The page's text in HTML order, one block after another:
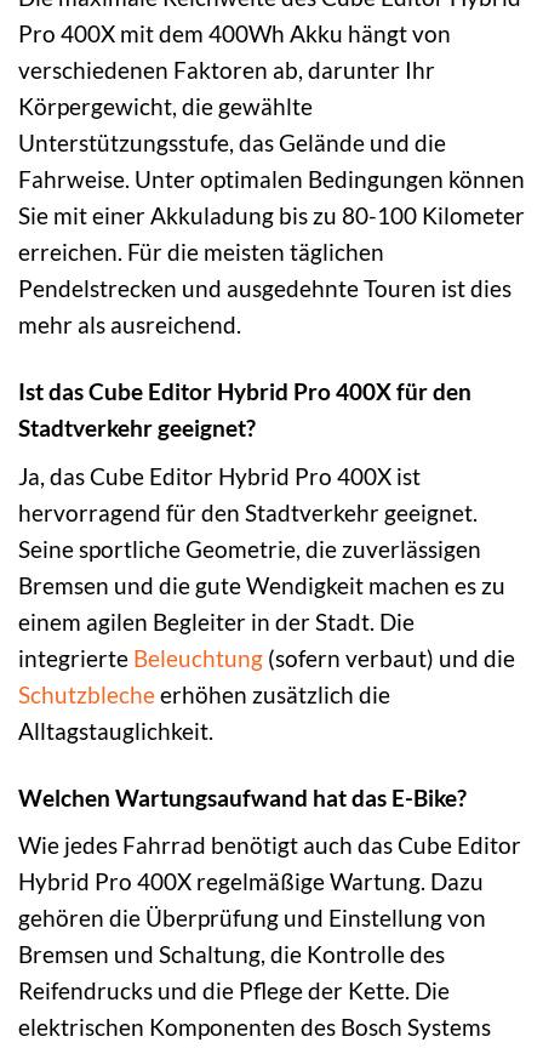
Pro 400X mit dem 400Wh Akku hängt von
verschiedenen Faktoren ab, darunter Ihr
Körpergewicht, die gewählte
Unterstützungsstufe, das Gelände und die
Fahrweise. Unter optimalen Bedingungen können
Sie mit einer Akkuladung bis zu 80-100 Kilometer
erreichen. Für die meisten täglichen
Pendelstrecken und ausgedehnte Touren ist dies
mehr als ausreichend.
Ist das Cube Editor Hybrid Pro 400X für den
Stadtverkehr geeignet?
Ja, das Cube Editor Hybrid Pro 400X ist
hervorragend für den Stadtverkehr geeignet.
Seine sportliche Geometrie, die zuverlässigen
Bremsen und die gute Wendigkeit machen es zu
einem agilen Begleiter in der Stadt. Die
integrierte Beleuchtung (sofern verbaut) und die
Schutzblecheerhöhen zusätzlich die
Alltagstauglichkeit.
Welchen Wartungsaufwand hat das E-Bike?
Wie jedes Fahrrad benötigt auch das Cube Editor
Hybrid Pro 400X regelmäßige Wartung. Dazu
gehören die Überprüfung und Einstellung von
Bremsen und Schaltung, die Kontrolle des
Reifendrucks und die Pflege der Kette. Die
elektrischen Komponenten des Bosch Systems